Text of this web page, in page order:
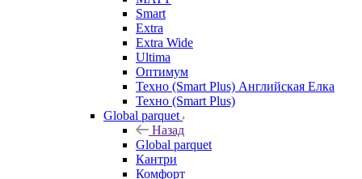
Smart
Extra
Extra Wide
Ultima
Оптимум
Техно (Smart Plus) Английская Елка
Техно (Smart Plus)
Global parquet
Назад
Global parquet
Кантри
Комфорт